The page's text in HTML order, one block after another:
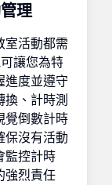
理
室活動都需
讓您為特
進度並遵守
、計時測
覺倒數計時
保沒有活動
監控計時
強烈責任